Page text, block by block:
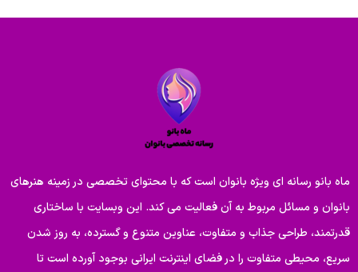
ماه بانو رسانه ای ویژه بانوان است که با محتوای تخصصی در زمینه هنرهای
بانوان و مسائل مربوط به آن فعالیت می کند. این وبسایت با ساختاری
قدرتمند، طراحی جذاب و متفاوت، عناوین متنوع و گسترده، به روز شدن
سریع، محیطی متفاوت را در فضای اینترنت ایرانی بوجود آورده است تا